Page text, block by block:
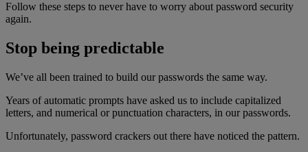
Follow these steps to never have to worry about password security
again.
Stop being predictable
We’ve all been trained to build our passwords the same way.
Years of automatic prompts have asked us to include capitalized
letters, and numerical or punctuation characters, in our passwords.
Unfortunately, password crackers out there have noticed the pattern.